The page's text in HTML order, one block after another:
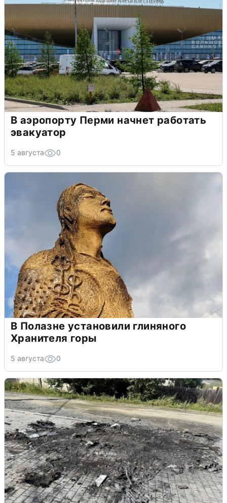
В аэропорту Перми начнет работать
эвакуатор
5 августа 0
В Полазне установили глиняного
Хранителя горы
5 августа 0